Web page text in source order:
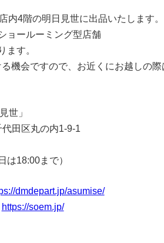
内4階の明日見世に出品いたします。
ールーミング型店舗
ます。
機会ですので、お近くにお越しの
世」
田区丸の内1-9-1
は18:00まで）
dmdepart.jp/asumise/
https://soem.jp/